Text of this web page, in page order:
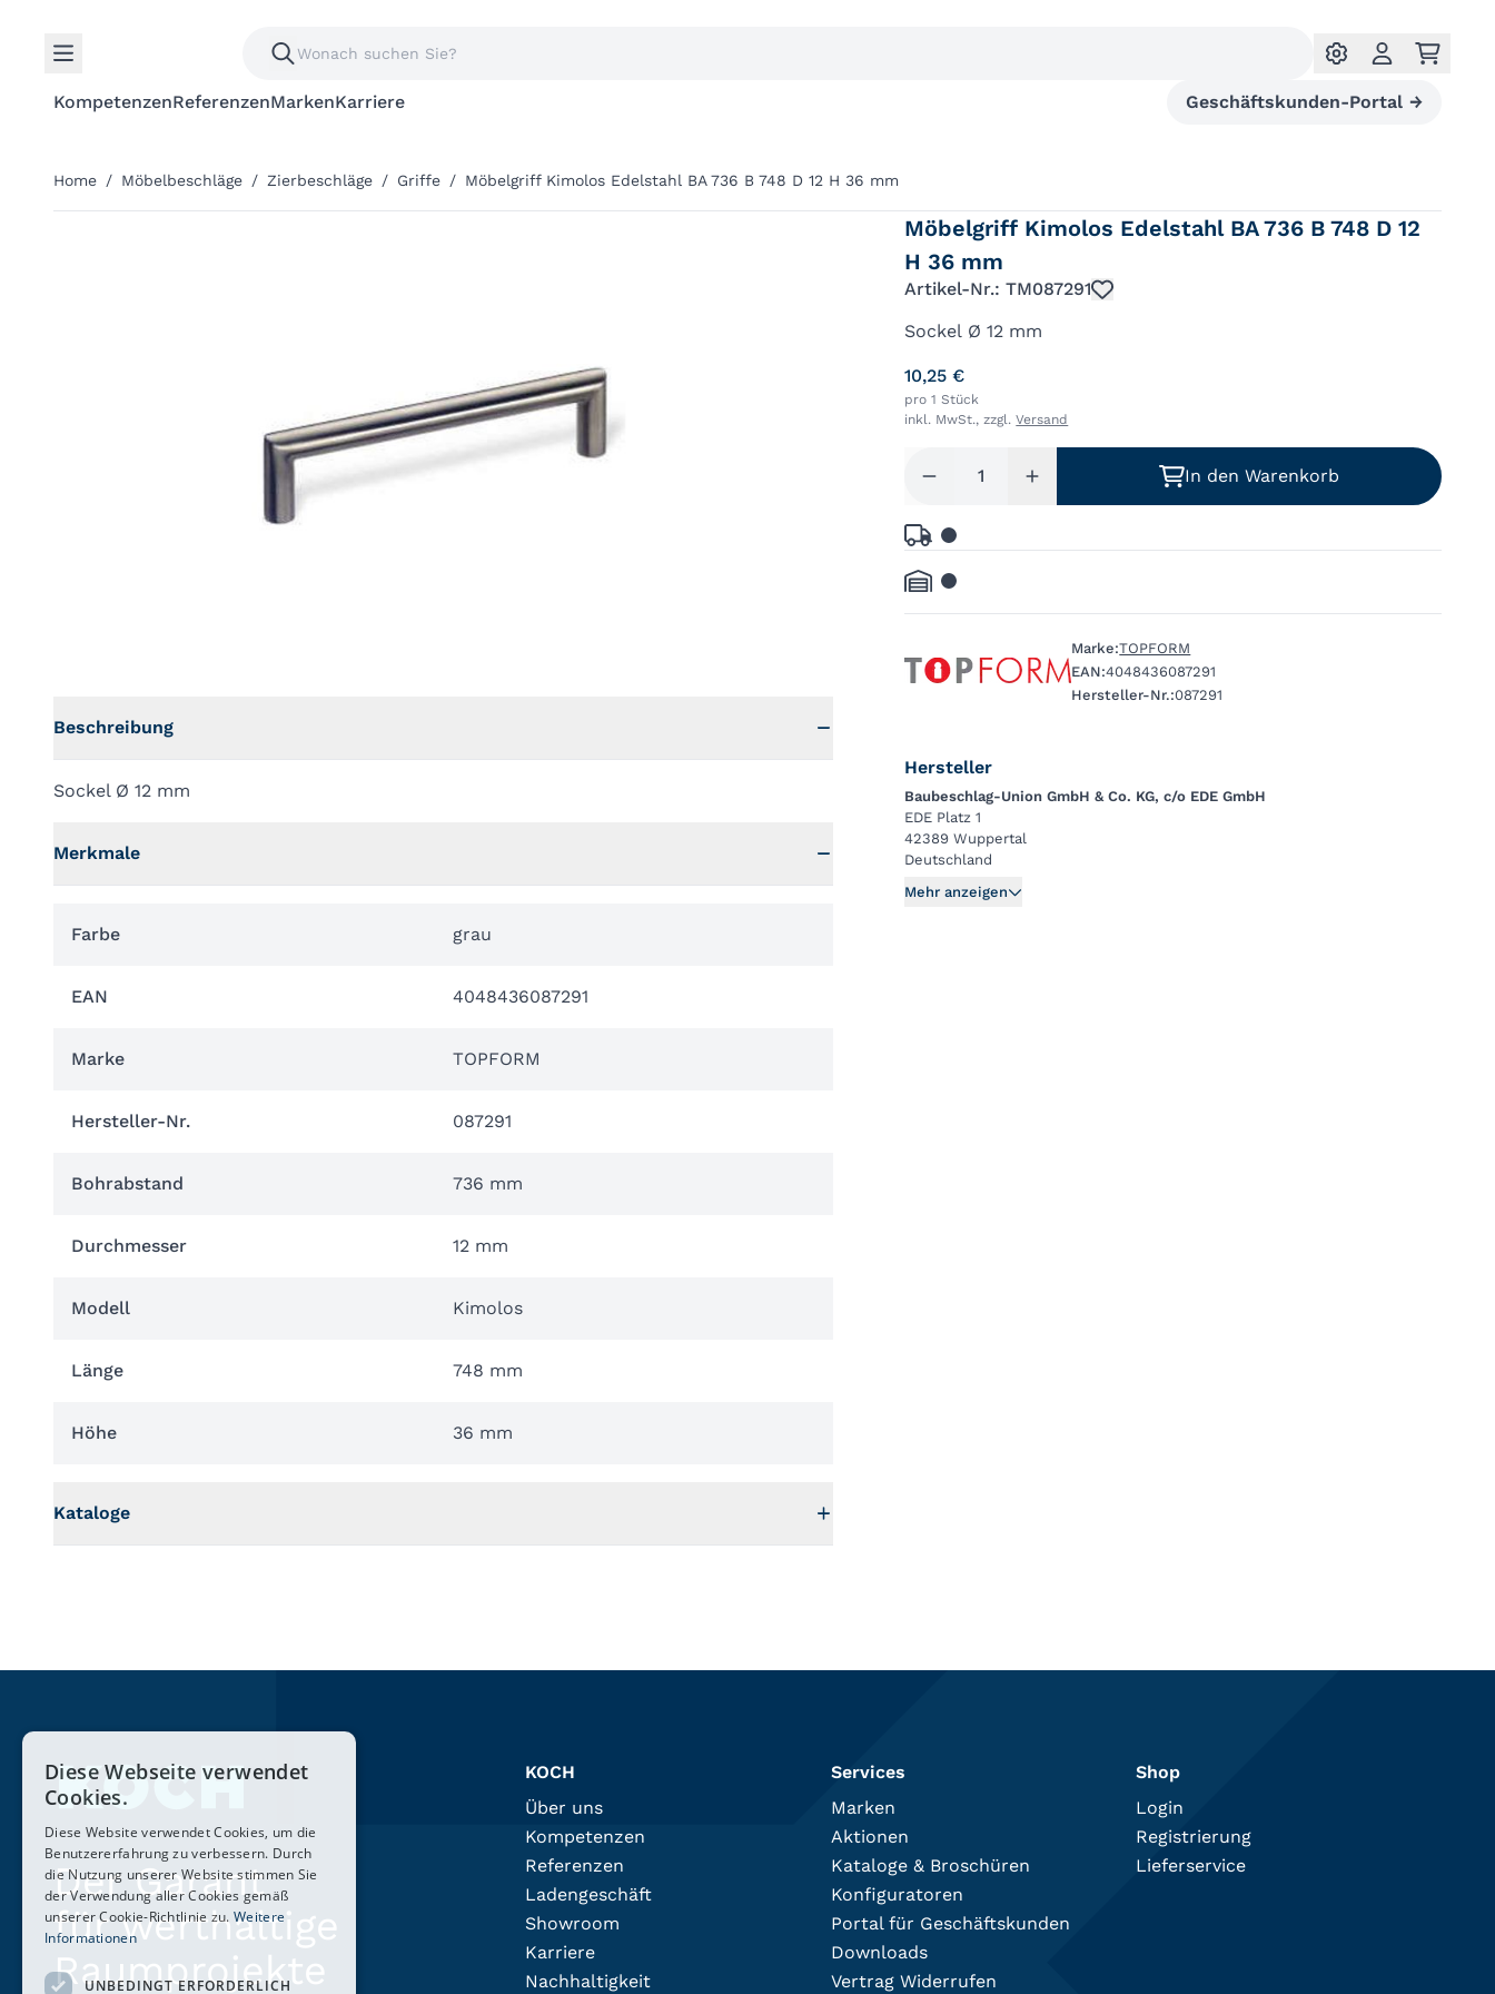
KompetenzenReferenzenMarkenKarriere Geschäftskunden-Portal →
Home / Möbelbeschläge / Zierbeschläge / Griffe / Möbelgriff Kimolos Edelstahl BA 736 B 748 D 12 H 36 mm
Möbelgriff Kimolos Edelstahl BA 736 B 748 D 12
H 36 mm
Artikel-Nr.: TM087291
Sockel Ø 12 mm
10,25 €
pro 1 Stück
inkl. MwSt., zzgl.Versand
In den Warenkorb
Marke:TOPFORM
EAN:4048436087291
Hersteller-Nr.:087291
Hersteller
Baubeschlag-Union GmbH & Co. KG, c/o EDE GmbH
EDE Platz 1
42389 Wuppertal
Deutschland
Mehr anzeigen
Beschreibung
Sockel Ø 12 mm
Merkmale
Farbe grau
EAN 4048436087291
Marke TOPFORM
Hersteller-Nr. 087291
Bohrabstand 736 mm
Durchmesser 12 mm
Modell Kimolos
Länge 748 mm
Höhe 36 mm
Kataloge
Der Garant
für werthaltige
Raumprojekte
KOCH
Über uns
Kompetenzen
Referenzen
Ladengeschäft
Showroom
Karriere
Nachhaltigkeit
Services
Marken
Aktionen
Kataloge & Broschüren
Konfiguratoren
Portal für Geschäftskunden
Downloads
Vertrag Widerrufen
Shop
Login
Registrierung
Lieferservice
Diese Webseite verwendet
Cookies.
Diese Website verwendet Cookies, um die
Benutzererfahrung zu verbessern. Durch
die Nutzung unserer Website stimmen Sie
der Verwendung aller Cookies gemäß
unserer Cookie-Richtlinie zu.Weitere
Informationen
UNBEDINGT ERFORDERLICH